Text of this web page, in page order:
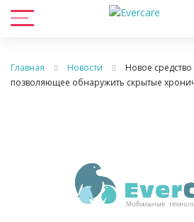
Главная Новости
Новое
позволяющее обнаружить скрытые